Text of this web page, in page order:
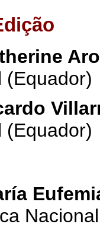
Aro
(Equador)
(Equador)